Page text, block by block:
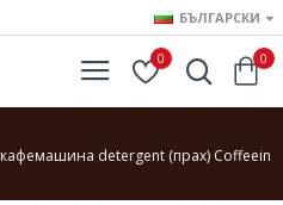
БЪЛГАРСКИ
0 0
detergent (прах) Coffeein